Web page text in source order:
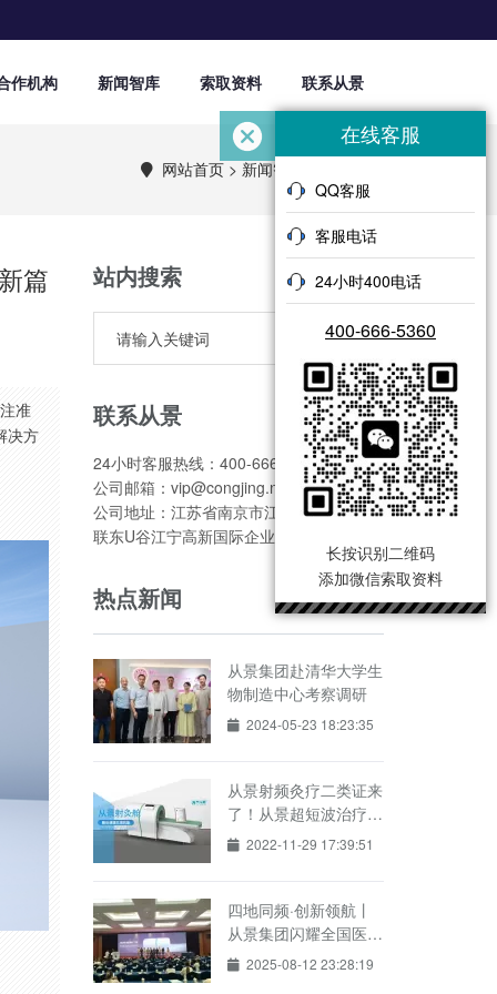
作机构 新闻智库 索取资料 联系从景
网站首页 > 新闻智库
篇
准
决方
站内搜索
联系从景
24小时客服热线：400-666-5360
公司邮箱：vip@congjing.net.cn
公司地址：江苏省南京市江宁区通联路7号
联东U谷江宁高新国际企业港三期
热点新闻
从景集团赴清华大学生
物制造中心考察调研
2024-05-23 18:23:35
从景射频灸疗二类证来
了！从景超短波治疗
仪“射灸舱”产品获批！
2022-11-29 17:39:51
四地同频·创新领航丨
从景集团闪耀全国医学
学术舞台！
2025-08-12 23:28:19
在线客服
QQ客服
客服电话
24小时400电话
400-666-5360
长按识别二维码
添加微信索取资料